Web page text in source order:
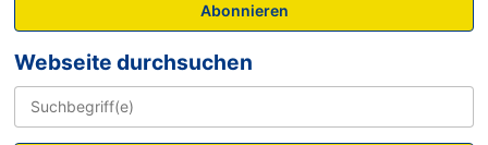
Abonnieren
Webseite durchsuchen